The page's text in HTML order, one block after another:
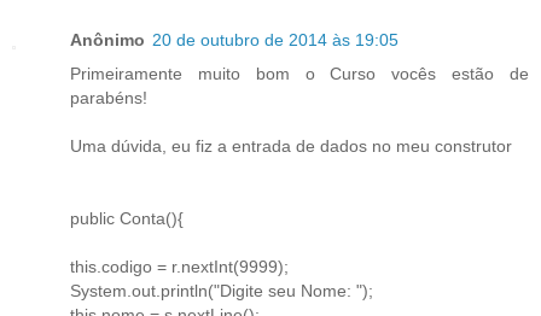
Anônimo 20 de outubro de 2014 às 19:05
Primeiramente muito bom o Curso vocês estão de
parabéns!
Uma dúvida, eu fiz a entrada de dados no meu construtor
public Conta(){
this.codigo = r.nextInt(9999);
System.out.println("Digite seu Nome: ");